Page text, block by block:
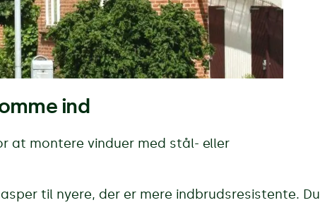
ind
at montere vinduer med stål- eller
til nyere, der er mere indbrudsresistente. Du